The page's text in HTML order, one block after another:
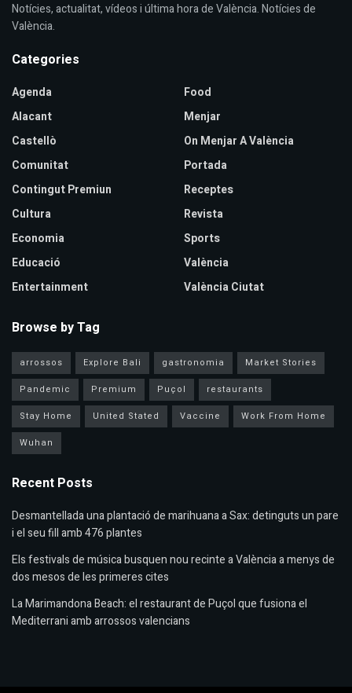
Notícies, actualitat, vídeos i última hora de València. Notícies de
València.
Categories
Agenda
Alacant
Castellò
Comunitat
Contingut Premiun
Cultura
Economia
Educació
Entertainment
Food
Menjar
On Menjar A València
Portada
Receptes
Revista
Sports
València
València Ciutat
Browse by Tag
arrossos Explore Bali gastronomia
Market Stories
Pandemic
Premium Puçol
restaurants
Stay Home
United Stated Vaccine
Work From Home
Wuhan
Recent Posts
Desmantellada una plantació de marihuana a Sax: detinguts un pare
i el seu fill amb 476 plantes
Els festivals de música busquen nou recinte a València a menys de
dos mesos de les primeres cites
La Marimandona Beach: el restaurant de Puçol que fusiona el
Mediterrani amb arrossos valencians